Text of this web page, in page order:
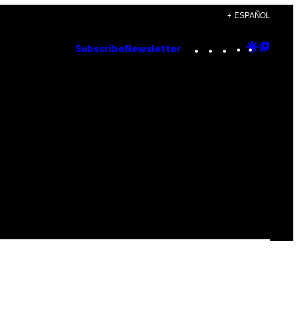
+ ESPAÑOL
Subscribe Newsletter Instagram
TikTok
YouTube
Google